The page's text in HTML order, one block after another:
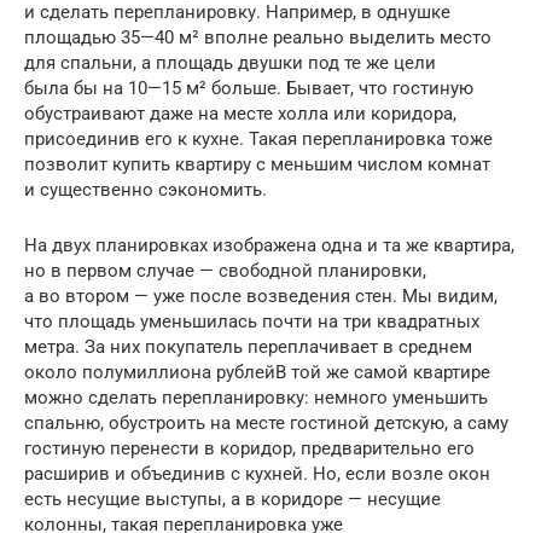
и сделать перепланировку. Например, в однушке
площадью 35—40 м² вполне реально выделить место
для спальни, а площадь двушки под те же цели
была бы на 10—15 м² больше. Бывает, что гостиную
обустраивают даже на месте холла или коридора,
присоединив его к кухне. Такая перепланировка тоже
позволит купить квартиру с меньшим числом комнат
и существенно сэкономить.
На двух планировках изображена одна и та же квартира,
но в первом случае — свободной планировки,
а во втором — уже после возведения стен. Мы видим,
что площадь уменьшилась почти на три квадратных
метра. За них покупатель переплачивает в среднем
около полумиллиона рублейВ той же самой квартире
можно сделать перепланировку: немного уменьшить
спальню, обустроить на месте гостиной детскую, а саму
гостиную перенести в коридор, предварительно его
расширив и объединив с кухней. Но, если возле окон
есть несущие выступы, а в коридоре — несущие
колонны, такая перепланировка уже